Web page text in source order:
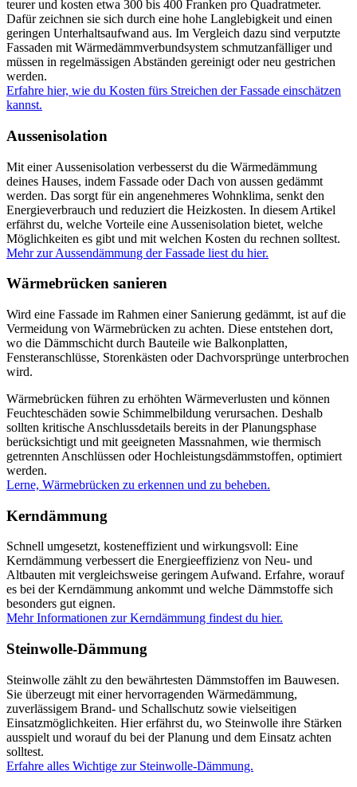
teurer und kosten etwa 300 bis 400 Franken pro Quadratmeter.
Dafür zeichnen sie sich durch eine hohe Langlebigkeit und einen
geringen Unterhaltsaufwand aus. Im Vergleich dazu sind verputzte
Fassaden mit Wärmedämmverbundsystem schmutzanfälliger und
müssen in regelmässigen Abständen gereinigt oder neu gestrichen
werden.
Erfahre hier, wie du Kosten fürs Streichen der Fassade einschätzen
kannst.
Aussenisolation
Mit einer Aussenisolation verbesserst du die Wärmedämmung
deines Hauses, indem Fassade oder Dach von aussen gedämmt
werden. Das sorgt für ein angenehmeres Wohnklima, senkt den
Energieverbrauch und reduziert die Heizkosten. In diesem Artikel
erfährst du, welche Vorteile eine Aussenisolation bietet, welche
Möglichkeiten es gibt und mit welchen Kosten du rechnen solltest.
Mehr zur Aussendämmung der Fassade liest du hier.
Wärmebrücken sanieren
Wird eine Fassade im Rahmen einer Sanierung gedämmt, ist auf die
Vermeidung von Wärmebrücken zu achten. Diese entstehen dort,
wo die Dämmschicht durch Bauteile wie Balkonplatten,
Fensteranschlüsse, Storenkästen oder Dachvorsprünge unterbrochen
wird.
Wärmebrücken führen zu erhöhten Wärmeverlusten und können
Feuchteschäden sowie Schimmelbildung verursachen. Deshalb
sollten kritische Anschlussdetails bereits in der Planungsphase
berücksichtigt und mit geeigneten Massnahmen, wie thermisch
getrennten Anschlüssen oder Hochleistungsdämmstoffen, optimiert
werden.
Lerne, Wärmebrücken zu erkennen und zu beheben.
Kerndämmung
Schnell umgesetzt, kosteneffizient und wirkungsvoll: Eine
Kerndämmung verbessert die Energieeffizienz von Neu- und
Altbauten mit vergleichsweise geringem Aufwand. Erfahre, worauf
es bei der Kerndämmung ankommt und welche Dämmstoffe sich
besonders gut eignen.
Mehr Informationen zur Kerndämmung findest du hier.
Steinwolle-Dämmung
Steinwolle zählt zu den bewährtesten Dämmstoffen im Bauwesen.
Sie überzeugt mit einer hervorragenden Wärmedämmung,
zuverlässigem Brand- und Schallschutz sowie vielseitigen
Einsatzmöglichkeiten. Hier erfährst du, wo Steinwolle ihre Stärken
ausspielt und worauf du bei der Planung und dem Einsatz achten
solltest.
Erfahre alles Wichtige zur Steinwolle-Dämmung.